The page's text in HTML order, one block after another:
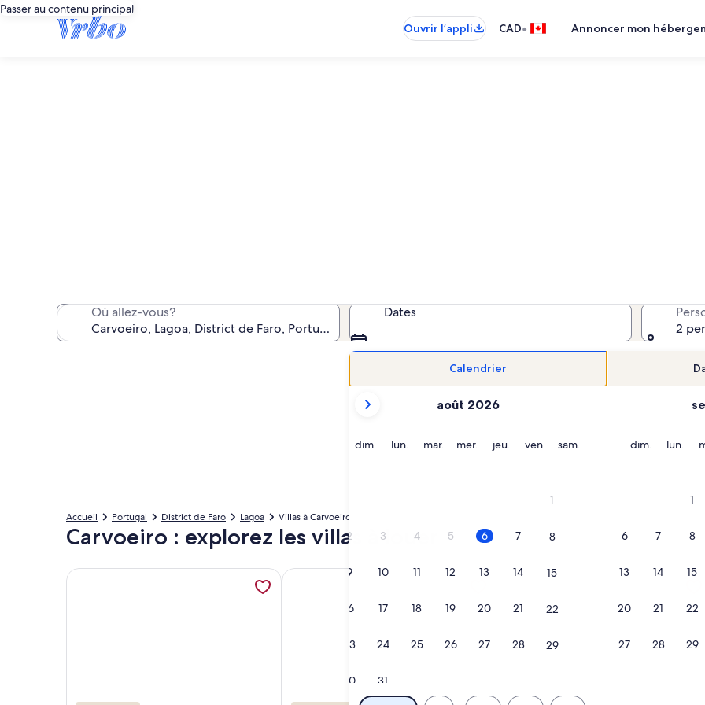
Passer au contenu principal
Ouvrir l’appli
CAD• Annoncer mon
Où allez-vous? Dates
Calendrier
mois
sont
août 2026
dim. dimanche
lun. lundimar. mardi
mer. mercredi
jeu. jeudiven. vendredi
sam.
1
2 3 4 5 6 7 8
9 10 11 12 13 14 15
16 17 18 19 20 21 22
23 24 25 26 27 28 29
30 31
dim. dimanche
lun.
1
6 7 8
13 14 15
20 21 22
27 28 29
2
Accueil Portugal District de Faro Lagoa Villas à Carvoeiro
Carvoeiro : explorez les villas à louer
Plus de renseignements sur l’hébergement Villa w/ heatable pool & BBQ in Carvoeiro, s’ouvre dans un nouvel
Plus de renseignements sur l’hébergement Nice 4-bedroom villa in
Plus de renseignements sur